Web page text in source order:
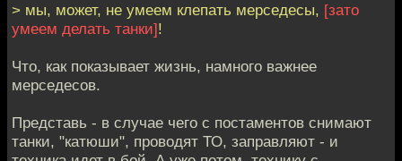
> мы, может, не умеем клепать мерседесы, [зато
умеем делать танки]!
Что, как показывает жизнь, намного важнее
мерседесов.
Представь - в случае чего с постаментов снимают
танки, "катюши", проводят ТО, заправляют - и